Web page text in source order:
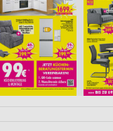
Informationen